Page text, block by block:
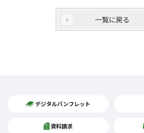
一覧に戻る
デジタルパンフレット
資料請求